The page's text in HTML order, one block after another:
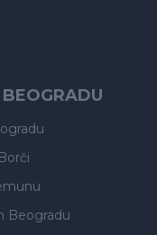
Beogradu